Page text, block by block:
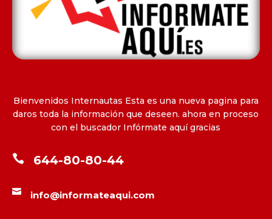
Bienvenidos Internautas Esta es una nueva pagina para
daros toda la información que deseen. ahora en proceso
con el buscador Infórmate aquí gracias
 644-80-80-44
 info@informateaqui.com